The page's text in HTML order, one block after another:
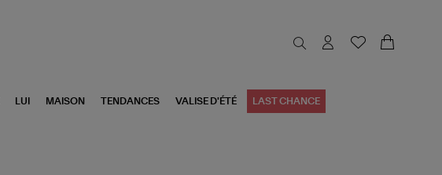
LUI MAISON TENDANCES VALISE D'ÉTÉ LAST CHANCE